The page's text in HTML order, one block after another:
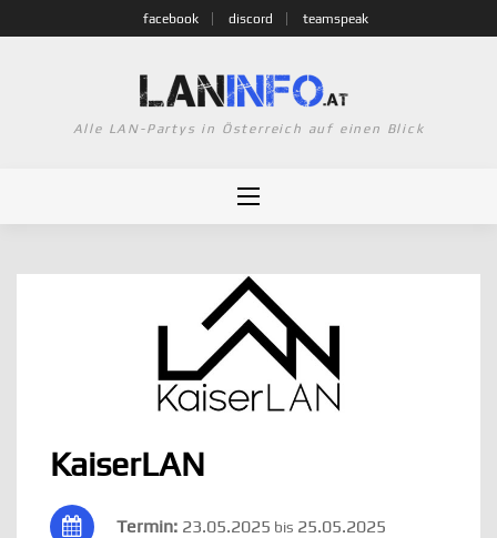
facebook discord teamspeak
Alle LAN-Partys in Österreich auf einen Blick
KaiserLAN
KaiserLAN
Termin: 23.05.2025 bis 25.05.2025